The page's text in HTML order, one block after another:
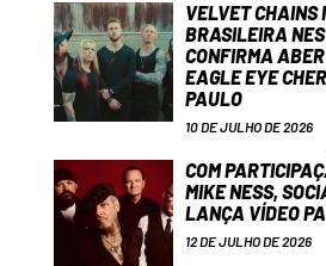
VELVET CHAINS
BRASILEIRA
CONFIRMA
EAGLE EYE
PAULO
10 DE JULHO DE 2026
COM
MIKE NESS,
LANÇA VÍDEO
12 DE JULHO DE 2026